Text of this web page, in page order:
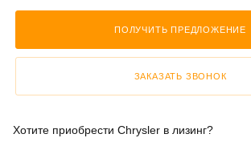
ПОЛУЧИТЬ ПРЕДЛОЖЕНИЕ
ЗАКАЗАТЬ ЗВОНОК
Хотите приобрести Chrysler в лизинг?